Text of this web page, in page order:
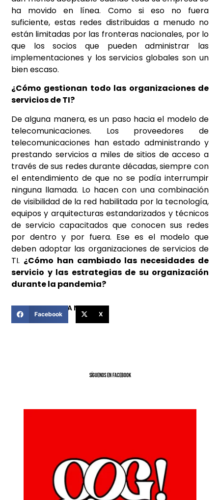
ha movido en línea. Como si eso no fuera
suficiente, estas redes distribuidas a menudo no
están limitadas por las fronteras nacionales, por lo
que los socios que pueden administrar las
implementaciones y los servicios globales son un
bien escaso.
¿Cómo gestionan todo las organizaciones de
servicios de TI?
De alguna manera, es un paso hacia el modelo de
telecomunicaciones. Los proveedores de
telecomunicaciones han estado administrando y
prestando servicios a miles de sitios de acceso a
través de sus redes durante décadas, siempre con
el entendimiento de que no se podía interrumpir
ninguna llamada. Lo hacen con una combinación
de visibilidad de la red habilitada por la tecnología,
equipos y arquitecturas estandarizados y técnicos
de servicio capacitados que conocen sus redes
por dentro y por fuera. Ese es el modelo que
deben adoptar las organizaciones de servicios de
TI. ¿Cómo han cambiado las necesidades de
servicio y las estrategias de su organización
durante la pandemia?
COMPARTIR ESTA NOTICIA
Facebook X
SíGUENOS EN FACEBOOK